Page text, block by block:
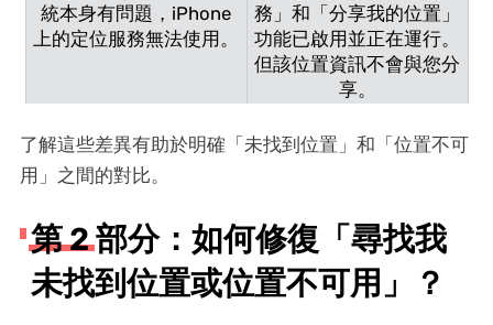
統本身有問題，iPhone
上的定位服務無法使用。
務」和「分享我的位置」
功能已啟用並正在運行。
但該位置資訊不會與您分
享。
了解這些差異有助於明確「未找到位置」和「位置不可
用」之間的對比。
第 2 部分：如何修復「尋找我
未找到位置或位置不可用」？